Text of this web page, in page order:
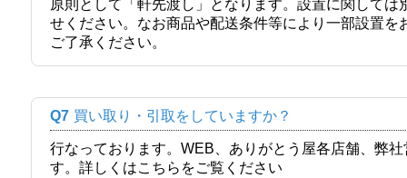
原則として「軒先渡し」となります。設置に関して
せください。なお商品や配送条件等により一部設置
ご了承ください。
Q7 買い取り・引取をしていますか？
行なっております。WEB、ありがとう屋各店舗、弊
す。詳しくはこちらをご覧ください